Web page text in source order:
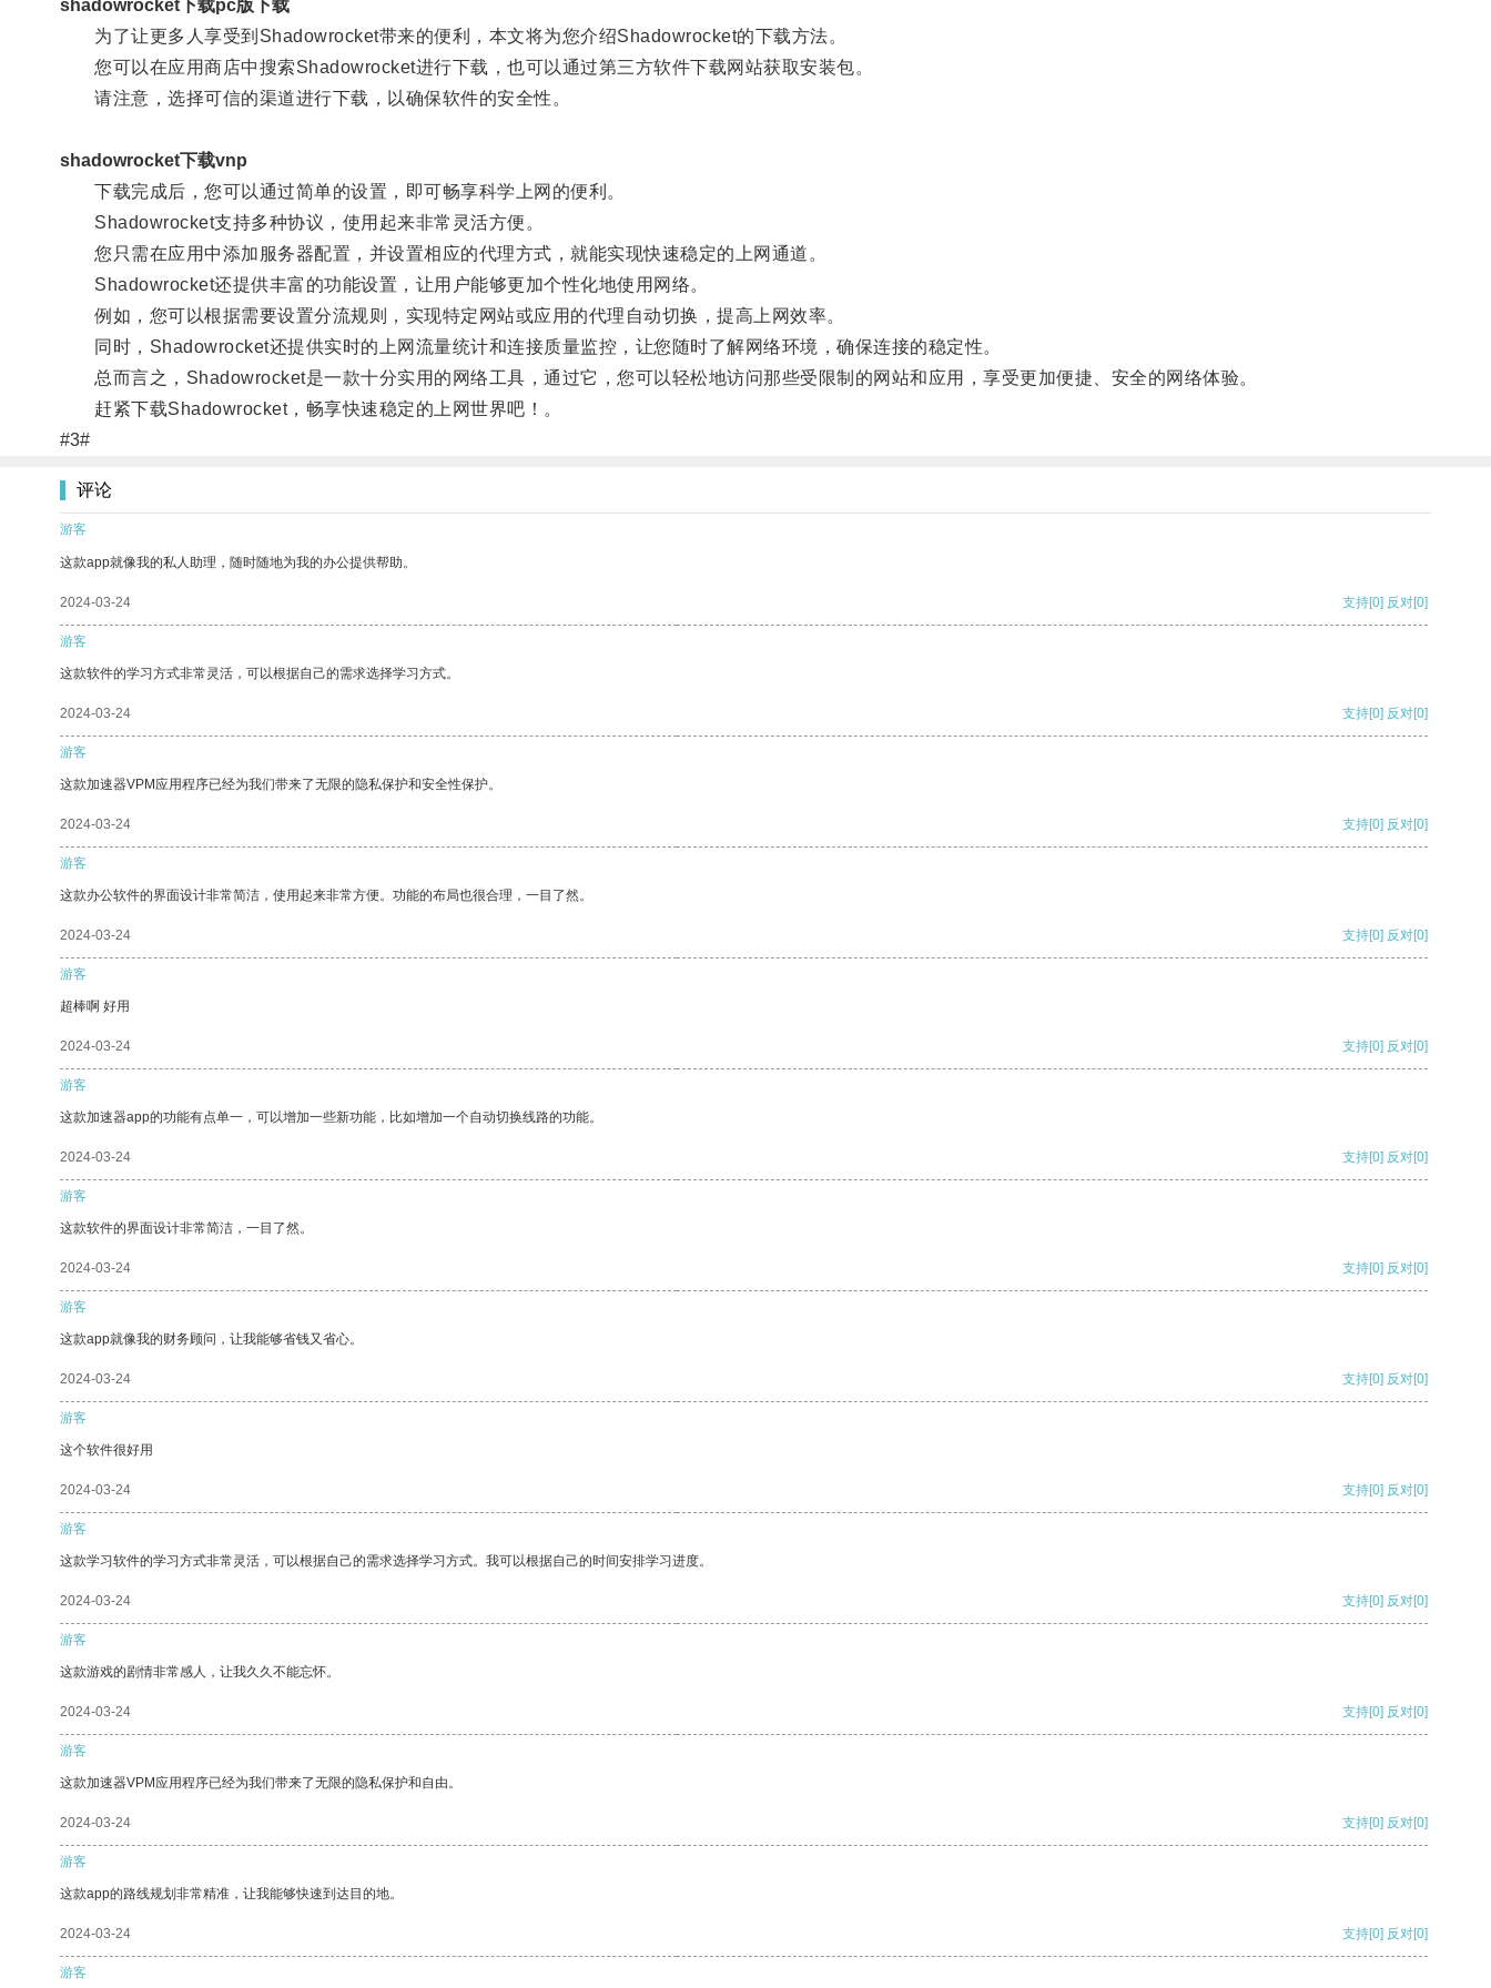
shadowrocket下载pc版下载
为了让更多人享受到Shadowrocket带来的便利，本文将为您介绍Shadowrocket的下载方法。
您可以在应用商店中搜索Shadowrocket进行下载，也可以通过第三方软件下载网站获取安装包。
请注意，选择可信的渠道进行下载，以确保软件的安全性。
shadowrocket下载vnp
下载完成后，您可以通过简单的设置，即可畅享科学上网的便利。
Shadowrocket支持多种协议，使用起来非常灵活方便。
您只需在应用中添加服务器配置，并设置相应的代理方式，就能实现快速稳定的上网通道。
Shadowrocket还提供丰富的功能设置，让用户能够更加个性化地使用网络。
例如，您可以根据需要设置分流规则，实现特定网站或应用的代理自动切换，提高上网效率。
同时，Shadowrocket还提供实时的上网流量统计和连接质量监控，让您随时了解网络环境，确保连接的稳定性。
总而言之，Shadowrocket是一款十分实用的网络工具，通过它，您可以轻松地访问那些受限制的网站和应用，享受更加便捷、安全的网络体验。
赶紧下载Shadowrocket，畅享快速稳定的上网世界吧！。
#3#
评论
游客
这款app就像我的私人助理，随时随地为我的办公提供帮助。
2024-03-24 支持[0] 反对[0]
游客
这款软件的学习方式非常灵活，可以根据自己的需求选择学习方式。
2024-03-24 支持[0] 反对[0]
游客
这款加速器VPM应用程序已经为我们带来了无限的隐私保护和安全性保护。
2024-03-24 支持[0] 反对[0]
游客
这款办公软件的界面设计非常简洁，使用起来非常方便。功能的布局也很合理，一目了然。
2024-03-24 支持[0] 反对[0]
游客
超棒啊 好用
2024-03-24 支持[0] 反对[0]
游客
这款加速器app的功能有点单一，可以增加一些新功能，比如增加一个自动切换线路的功能。
2024-03-24 支持[0] 反对[0]
游客
这款软件的界面设计非常简洁，一目了然。
2024-03-24 支持[0] 反对[0]
游客
这款app就像我的财务顾问，让我能够省钱又省心。
2024-03-24 支持[0] 反对[0]
游客
这个软件很好用
2024-03-24 支持[0] 反对[0]
游客
这款学习软件的学习方式非常灵活，可以根据自己的需求选择学习方式。我可以根据自己的时间安排学习进度。
2024-03-24 支持[0] 反对[0]
游客
这款游戏的剧情非常感人，让我久久不能忘怀。
2024-03-24 支持[0] 反对[0]
游客
这款加速器VPM应用程序已经为我们带来了无限的隐私保护和自由。
2024-03-24 支持[0] 反对[0]
游客
这款app的路线规划非常精准，让我能够快速到达目的地。
2024-03-24 支持[0] 反对[0]
游客